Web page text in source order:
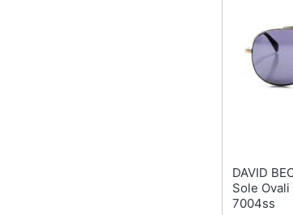
DAVID
Sole
7004ss